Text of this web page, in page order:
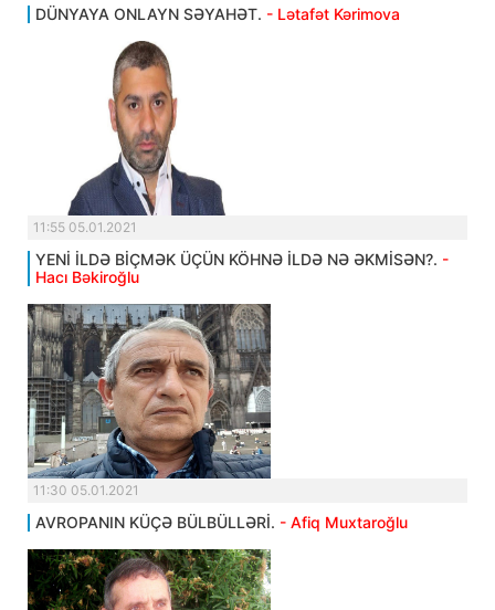
DÜNYAYA ONLAYN SƏYAHƏT. - Lətafət Kərimova
11:55 05.01.2021
YENİ İLDƏ BİÇMƏK ÜÇÜN KÖHNƏ İLDƏ NƏ ƏKMİSƏN?. -
Hacı Bəkiroğlu
11:30 05.01.2021
AVROPANIN KÜÇƏ BÜLBÜLLƏRİ. - Afiq Muxtaroğlu